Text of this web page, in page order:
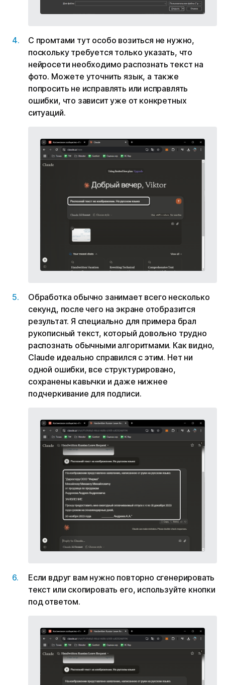
С промтами тут особо возиться не нужно,
поскольку требуется только указать, что
нейросети необходимо распознать текст на
фото. Можете уточнить язык, а также
попросить не исправлять или исправлять
ошибки, что зависит уже от конкретных
ситуаций.
Обработка обычно занимает всего несколько
секунд, после чего на экране отобразится
результат. Я специально для примера брал
рукописный текст, который довольно трудно
распознать обычными алгоритмами. Как видно,
Claude идеально справился с этим. Нет ни
одной ошибки, все структурировано,
сохранены кавычки и даже нижнее
подчеркивание для подписи.
Если вдруг вам нужно повторно сгенерировать
текст или скопировать его, используйте кнопки
под ответом.